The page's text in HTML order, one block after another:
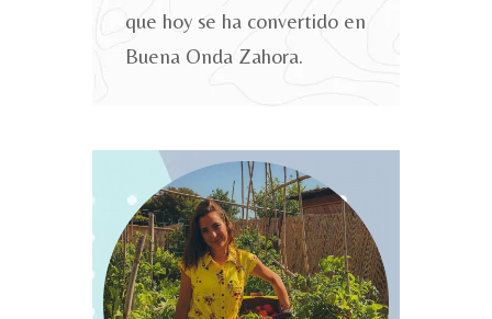
que hoy se ha convertido en
Buena Onda Zahora.